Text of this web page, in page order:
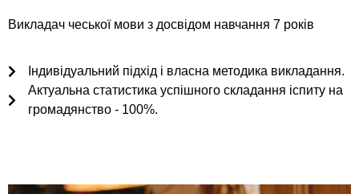
Викладач чеської мови з досвідом навчання 7 років
Індивідуальний підхід і власна методика викладання.
Актуальна статистика успішного складання іспиту на
громадянство - 100%.